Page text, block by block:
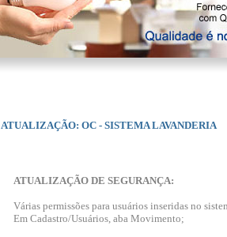
ATUALIZAÇÃO: OC - SISTEMA LAVANDERIA
ATUALIZAÇÃO DE SEGURANÇA:
Várias permissões para usuários inseridas no
Em Cadastro/Usuários, aba Movimento;